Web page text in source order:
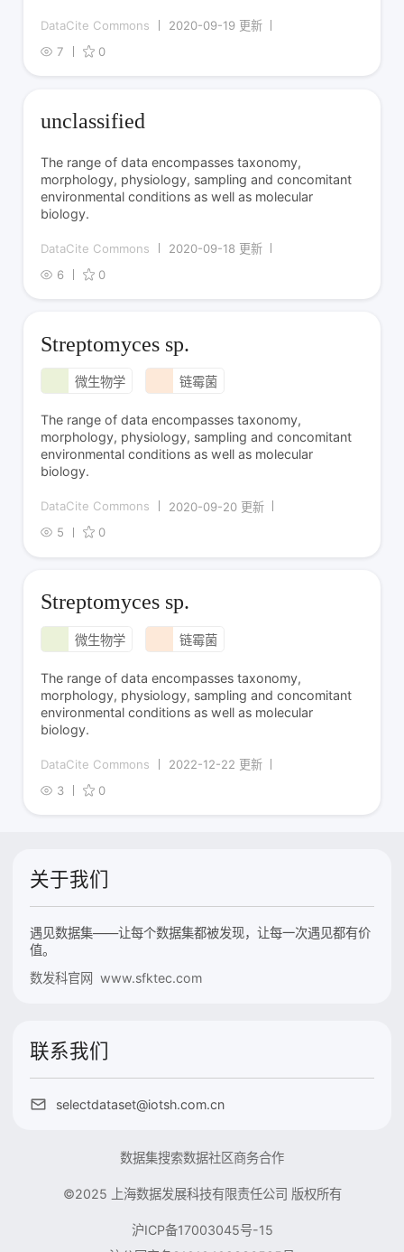
DataCite Commons
2020-09-19 更新
7
0
unclassified
The range of data encompasses taxonomy,
morphology, physiology, sampling and concomitant
environmental conditions as well as molecular
biology.
DataCite Commons
2020-09-18 更新
6
0
Streptomyces sp.
微生物学 链霉菌
The range of data encompasses taxonomy,
morphology, physiology, sampling and concomitant
environmental conditions as well as molecular
biology.
DataCite Commons
2020-09-20 更新
5
0
Streptomyces sp.
微生物学 链霉菌
The range of data encompasses taxonomy,
morphology, physiology, sampling and concomitant
environmental conditions as well as molecular
biology.
DataCite Commons
2022-12-22 更新
3
0
关于我们
遇见数据集——让每个数据集都被发现，让每一次遇见都有价
值。
数发科官网 www.sfktec.com
联系我们
selectdataset@iotsh.com.cn
数据集搜索数据社区商务合作
©2025 上海数据发展科技有限责任公司 版权所有
沪ICP备17003045号-15